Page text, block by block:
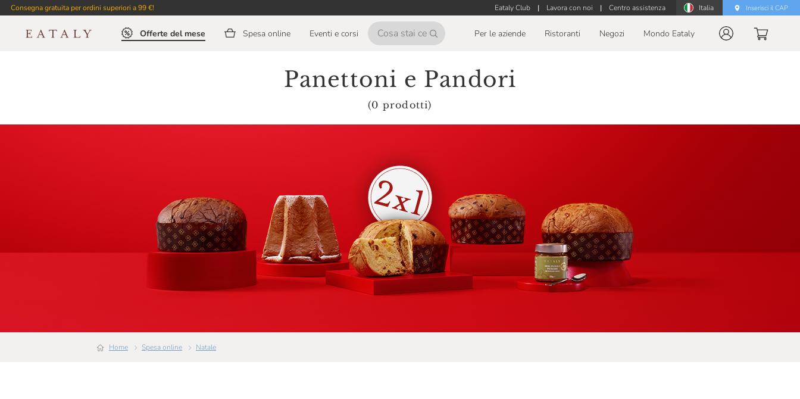
Consegna gratuita per ordini superiori a 99 €! Eataly Club | Lavora con noi | Centro assistenza Italia Inserisci il CAP
Offerte del mese Spesa online Eventi e corsi Per le aziende Ristoranti Negozi Mondo Eataly
Panettoni e Pandori
(0 prodotti)
Home Spesa online Natale